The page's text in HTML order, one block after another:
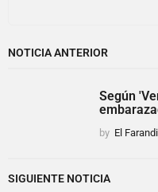
NOTICIA ANTERIOR
Según
by El Farandi
SIGUIENTE NOTICIA